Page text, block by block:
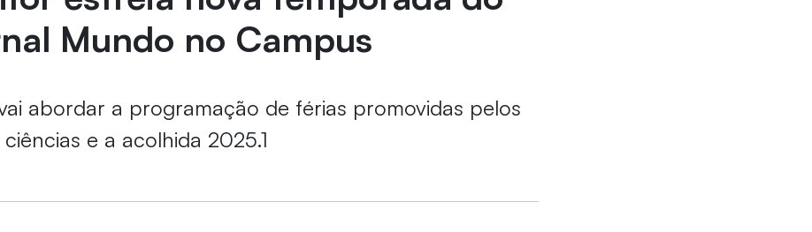
Mundo no Campus
abordar a programação de férias promovidas pelos
e a acolhida 2025.1